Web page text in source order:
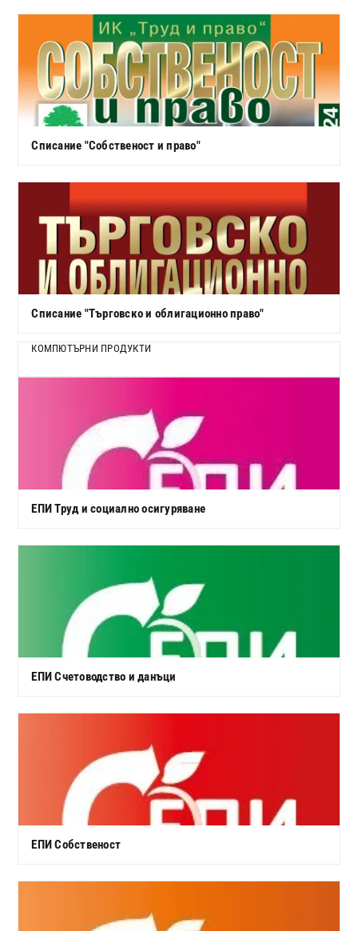
Списание "Собственост и право"
Списание "Търговско и облигационно право"
КОМПЮТЪРНИ ПРОДУКТИ
ЕПИ Труд и социално осигуряване
ЕПИ Счетоводство и данъци
ЕПИ Собственост